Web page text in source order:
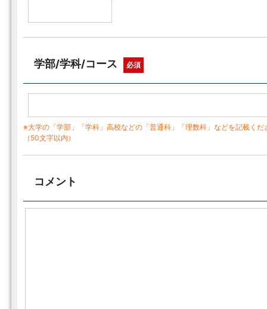
学部/学科/コース 必須
※大学の「学部」「学科」高校などの「普通科」「理数科」などを記載くだ
（50文字以内）
コメント